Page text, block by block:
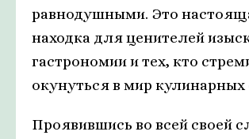
равнодушными. Это
находка для ценителей
гастрономии и тех, кто
окунуться в мир кулинарных
Проявившись во всей своей